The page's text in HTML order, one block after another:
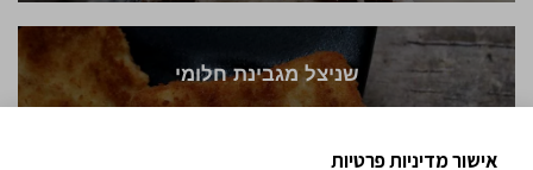
שניצל מגבינת חלומי
אישור מדיניות פרטיות